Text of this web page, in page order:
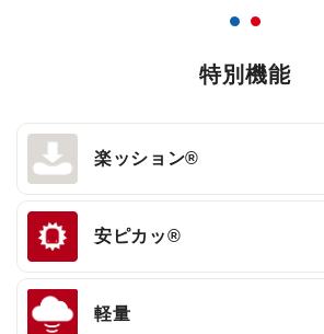
特別機能
楽ッション®
安ピカッ®
軽量